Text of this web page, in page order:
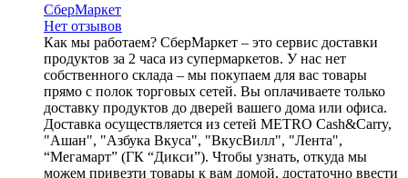
СберМаркет
Нет отзывов
Как мы работаем? СберМаркет – это cервис доставки
продуктов за 2 часа из супермаркетов. У нас нет
собственного склада – мы покупаем для вас товары
прямо с полок торговых сетей. Вы оплачиваете только
доставку продуктов до дверей вашего дома или офиса.
Доставка осуществляется из сетей METRO Cash&Carry,
"Ашан", "Азбука Вкуса", "ВкусВилл", "Лента",
“Мегамарт” (ГК “Дикси”). Чтобы узнать, откуда мы
можем привезти товары к вам домой, достаточно ввести